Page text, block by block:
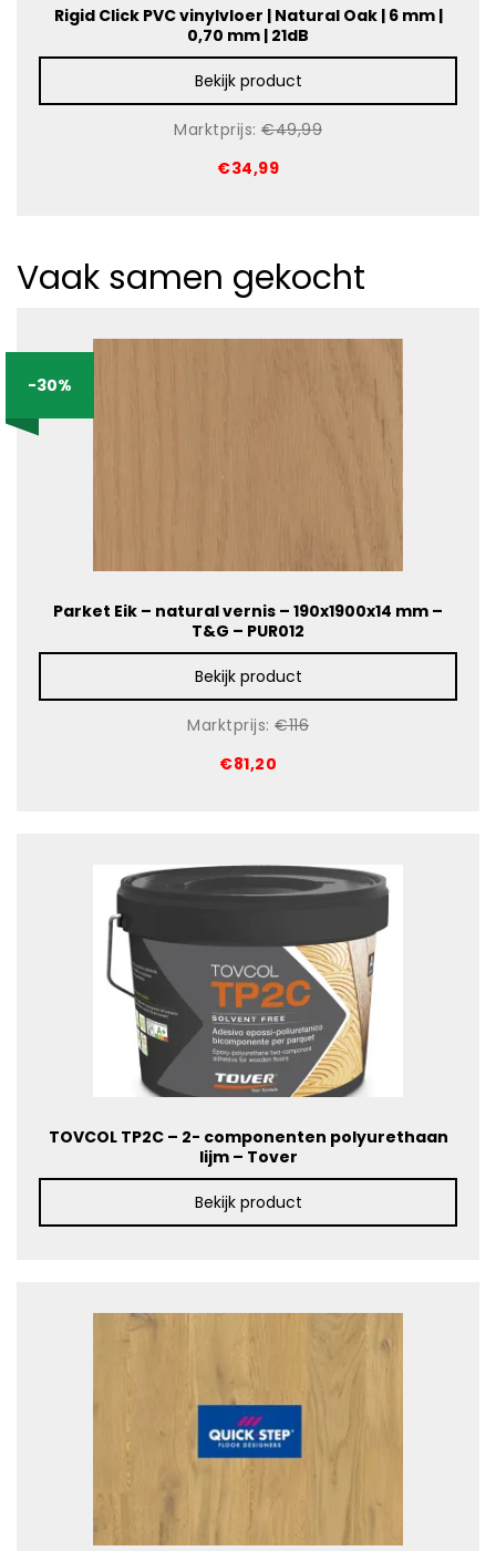
Rigid Click PVC vinylvloer | Natural Oak | 6 mm |
0,70 mm | 21dB
Bekijk product
Marktprijs: €49,99
€34,99
Vaak samen gekocht
Parket Eik – natural vernis – 190x1900x14 mm –
T&G – PUR012
Bekijk product
-30%
Marktprijs: €116
€81,20
TOVCOL TP2C – 2- componenten polyurethaan
lijm – Tover
Bekijk product